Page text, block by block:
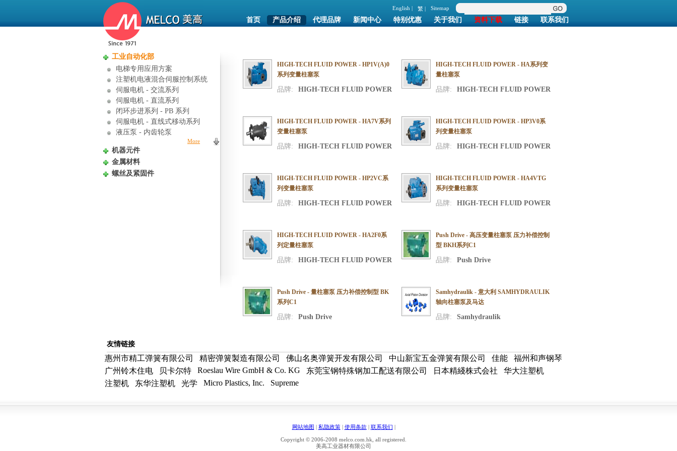
English | 繁 | Sitemap
首页 产品介绍 代理品牌 新闻中心 特别优惠 关于我们 资料下载 链接 联系我们
工业自动化部
电梯专用应用方案
注塑机电液混合伺服控制系统
伺服电机 - 交流系列
伺服电机 - 直流系列
闭环步进系列 - PB 系列
伺服电机 - 直线式移动系列
液压泵 - 内齿轮泵
More
机器元件
金属材料
螺丝及紧固件
HIGH-TECH FLUID POWER - HP1V(A)0
系列变量柱塞泵
品牌: HIGH-TECH FLUID POWER
HIGH-TECH FLUID POWER - HA系列变
量柱塞泵
品牌: HIGH-TECH FLUID POWER
HIGH-TECH FLUID POWER - HA7V系列
变量柱塞泵
品牌: HIGH-TECH FLUID POWER
HIGH-TECH FLUID POWER - HP3V0系
列变量柱塞泵
品牌: HIGH-TECH FLUID POWER
HIGH-TECH FLUID POWER - HP2VC系
列变量柱塞泵
品牌: HIGH-TECH FLUID POWER
HIGH-TECH FLUID POWER - HA4VTG
系列变量柱塞泵
品牌: HIGH-TECH FLUID POWER
HIGH-TECH FLUID POWER - HA2F0系
列定量柱塞泵
品牌: HIGH-TECH FLUID POWER
Push Drive - 高压变量柱塞泵 压力补偿控制
型 BKH系列C1
品牌: Push Drive
Push Drive - 量柱塞泵 压力补偿控制型 BK
系列C1
品牌: Push Drive
Samhydraulik - 意大利 SAMHYDRAULIK
轴向柱塞泵及马达
品牌: Samhydraulik
友情链接
惠州市精工弹簧有限公司 精密弹簧製造有限公司 佛山名奥弹簧开发有限公司 中山新宝五金弹簧有限公司 佳能
福州和声钢琴
广州铃木住电
贝卡尔特 Roeslau Wire GmbH & Co. KG 东莞宝钢特殊钢加工配送有限公司 日本精綫株式会社
华大注塑机
注塑机
东华注塑机 光学 Micro Plastics, Inc. Supreme
网站地图 | 私隐政策| 使用条款 | 联系我们 |
Copyright © 2006-2008 melco.com.hk, all registered.
美高工业器材有限公司